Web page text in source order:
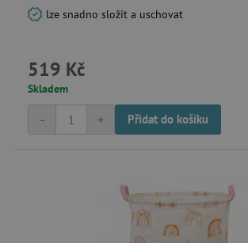
lze snadno složit a uschovat
519 Kč
Skladem
+
- Přidat do košíku